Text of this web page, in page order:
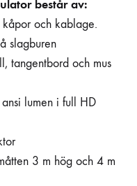
består av:
kåpor och kablage.
slagburen
tangentbord och mus
lumen i full HD
3 m hög och 4 m